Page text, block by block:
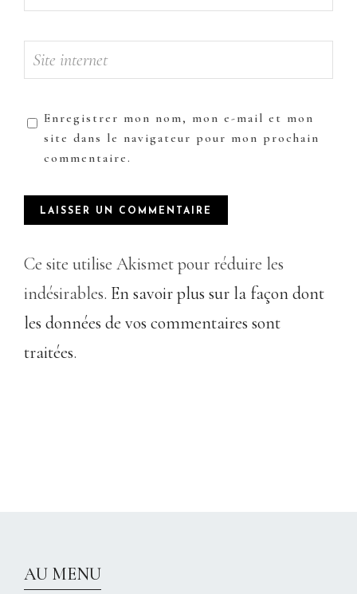
Enregistrer mon nom, mon e-mail et mon
site dans le navigateur pour mon prochain
commentaire.
Ce site utilise Akismet pour réduire les
indésirables. En savoir plus sur la façon dont
les données de vos commentaires sont
traitées.
AU MENU